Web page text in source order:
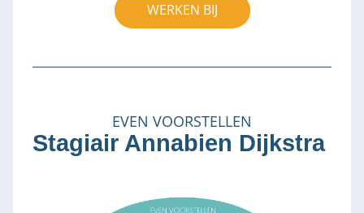
WERKEN BIJ
EVEN VOORSTELLEN
Stagiair Annabien Dijkstra